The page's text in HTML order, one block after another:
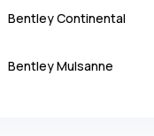
BentleyContinental
BentleyMulsanne